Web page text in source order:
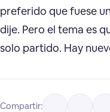
preferido que fuese
dije. Pero el tema es
solo partido. Hay
Compartir: